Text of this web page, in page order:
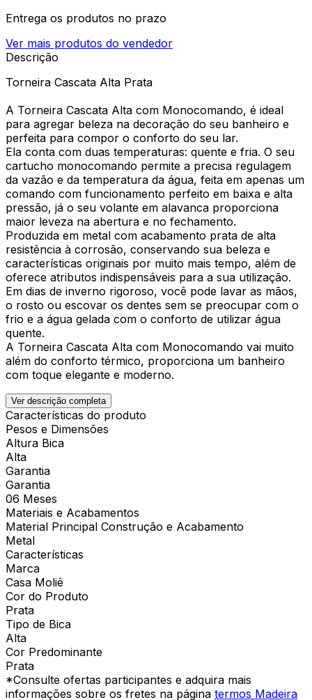
Entrega os produtos no prazo
Ver mais produtos do vendedor
Descrição
Torneira Cascata Alta Prata
A Torneira Cascata Alta com Monocomando, é ideal
para agregar beleza na decoração do seu banheiro e
perfeita para compor o conforto do seu lar.
Ela conta com duas temperaturas: quente e fria. O seu
cartucho monocomando permite a precisa regulagem
da vazão e da temperatura da água, feita em apenas um
comando com funcionamento perfeito em baixa e alta
pressão, já o seu volante em alavanca proporciona
maior leveza na abertura e no fechamento.
Produzida em metal com acabamento prata de alta
resistência à corrosão, conservando sua beleza e
características originais por muito mais tempo, além de
oferece atributos indispensáveis para a sua utilização.
Em dias de inverno rigoroso, você pode lavar as mãos,
o rosto ou escovar os dentes sem se preocupar com o
frio e a água gelada com o conforto de utilizar água
quente.
A Torneira Cascata Alta com Monocomando vai muito
além do conforto térmico, proporciona um banheiro
com toque elegante e moderno.
Ver descrição completa
Características do produto
Pesos e Dimensões
Altura Bica
Alta
Garantia
Garantia
06 Meses
Materiais e Acabamentos
Material Principal Construção e Acabamento
Metal
Características
Marca
Casa Moliê
Cor do Produto
Prata
Tipo de Bica
Alta
Cor Predominante
Prata
*Consulte ofertas participantes e adquira mais
informações sobre os fretes na página termos Madeira